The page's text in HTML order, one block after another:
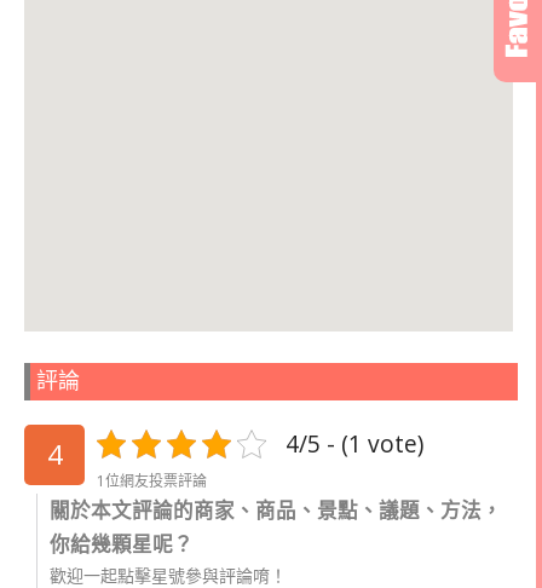
評論
4 4/5 - (1 vote)
1位網友投票評論
關於本文評論的商家、商品、景點、議題、方法，
你給幾顆星呢？
歡迎一起點擊星號參與評論唷！